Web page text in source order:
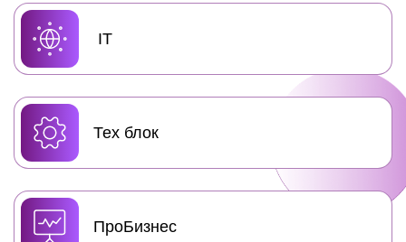
IT
Тех блок
ПроБизнес